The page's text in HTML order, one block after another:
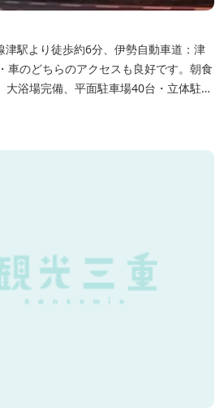
津駅より徒歩約6分、伊勢自動車道：津
車のどちらのアクセスも良好です。朝食
浴場完備、平面駐車場40台・立体駐車
ジネスにも観光にもご利用頂ける快適
す。